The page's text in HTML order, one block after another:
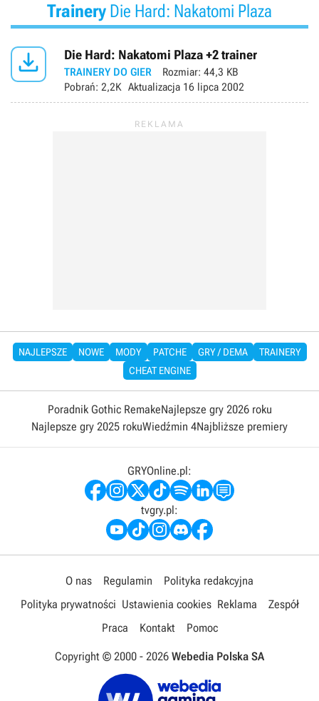
Trainery Die Hard: Nakatomi Plaza
 Die Hard: Nakatomi Plaza +2 trainer
TRAINERY DO GIER Rozmiar: 44,3 KB
Pobrań: 2,2K Aktualizacja 16 lipca 2002
NAJLEPSZE NOWE MODY PATCHE GRY / DEMA
TRAINERY
CHEAT ENGINE
Poradnik Gothic RemakeNajlepsze gry 2026 roku
Najlepsze gry 2025 rokuWiedźmin 4Najbliższe premiery
GRYOnline.pl:
tvgry.pl:
O nas Regulamin
Polityka redakcyjna
Polityka prywatności Ustawienia cookies Reklama
Zespół
Praca
Kontakt Pomoc
Copyright © 2000 - 2026 Webedia Polska SA